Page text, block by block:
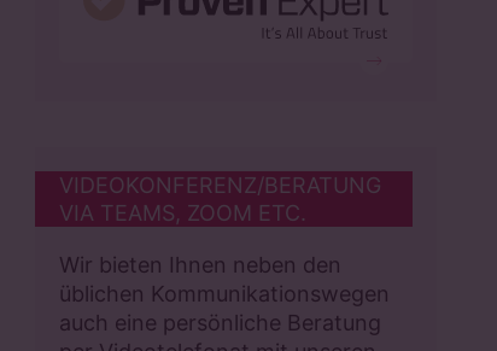
VIDEOKONFERENZ/BERATUNG
VIA TEAMS, ZOOM ETC.
Wir bieten Ihnen neben den
üblichen Kommunikationswegen
auch eine persönliche Beratung